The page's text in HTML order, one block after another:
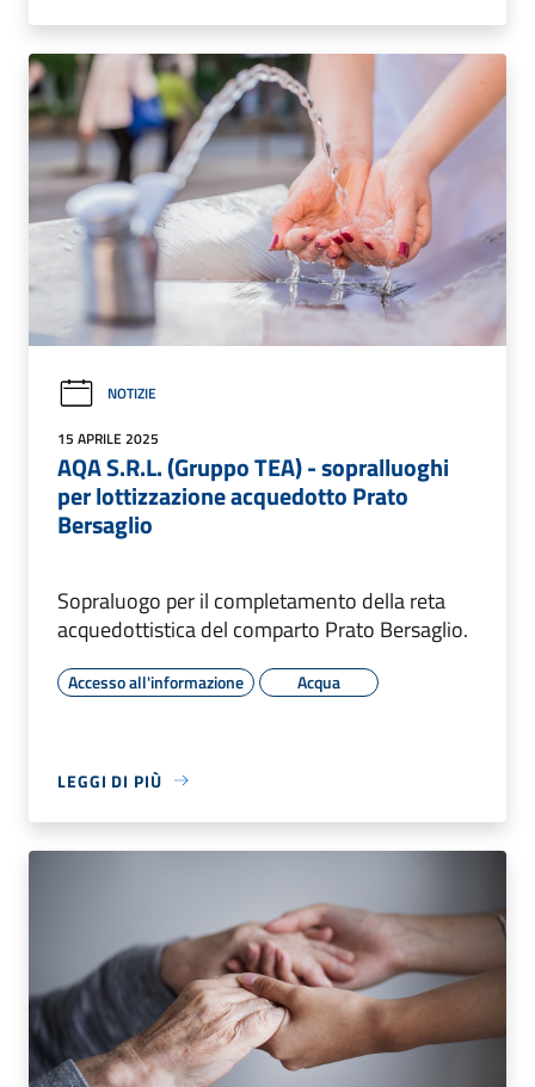
NOTIZIE
15 APRILE 2025
AQA S.R.L. (Gruppo TEA) - sopralluoghi
per lottizzazione acquedotto Prato
Bersaglio
Sopraluogo per il completamento della reta
acquedottistica del comparto Prato Bersaglio.
Accesso all'informazione Acqua
LEGGI DI PIÙ